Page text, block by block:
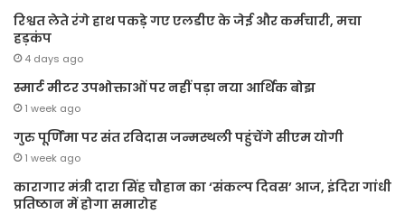
रिश्वत लेते रंगे हाथ पकड़े गए एलडीए के जेई और कर्मचारी, मचा
हड़कंप
4 days ago
स्मार्ट मीटर उपभोक्ताओं पर नहीं पड़ा नया आर्थिक बोझ
1 week ago
गुरु पूर्णिमा पर संत रविदास जन्मस्थली पहुंचेंगे सीएम योगी
1 week ago
कारागार मंत्री दारा सिंह चौहान का ‘संकल्प दिवस’ आज, इंदिरा गांधी
प्रतिष्ठान में होगा समारोह